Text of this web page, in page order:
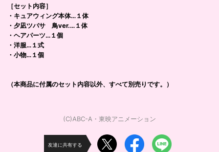
［セット内容］
・キュアウィング本体…１体
・夕凪ツバサ 鳥ver.…１体
・ヘアパーツ…１個
・洋服…１式
・小物…１個
（本商品に付属のセット内容以外、すべて別売りです。）
(C)ABC-A・東映アニメーション
友達に共有する